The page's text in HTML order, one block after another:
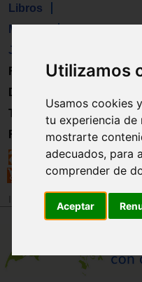
Utilizamos
Usamos cookies
tu experiencia de
mostrarte
adecuados, para
comprender de
Aceptar
Libros
Material
Juguetes
Formación
Directorio
Trabajo
Registro